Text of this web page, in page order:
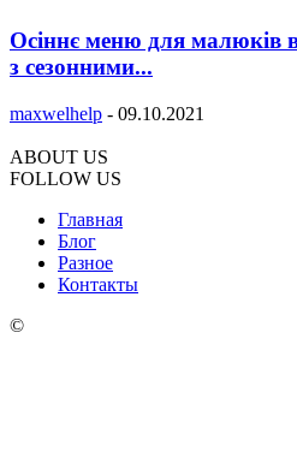
Осіннє меню для малюків
з сезонними...
maxwelhelp - 09.10.2021
ABOUT US
FOLLOW US
Главная
Блог
Разное
Контакты
©